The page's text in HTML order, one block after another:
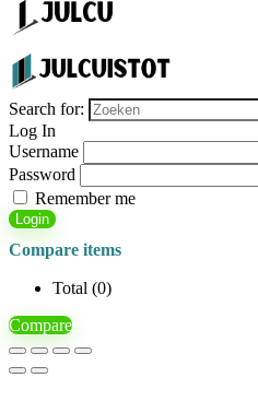
Search for:
Log In
Username
Password
Remember me
Login
Compare items
Total (0)
Compare